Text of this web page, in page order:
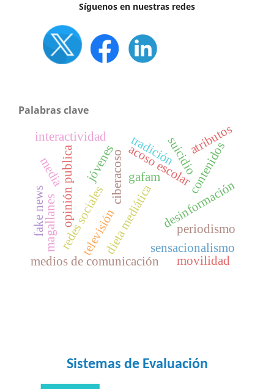
Síguenos en nuestras redes
Palabras clave
dieta mediática
jóvenes
medios de comunicación
redes sociales desinformación
acoso escolar
ciberacoso suicidio
opinión publica
periodismo
sensacionalismo
televisión
movilidad
contenidos
interactividad
magallanes
atributos
tradición
media gafam
fake news
Sistemas de Evaluación